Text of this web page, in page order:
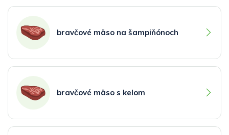
bravčové mäso na šampiňónoch
bravčové mäso s kelom